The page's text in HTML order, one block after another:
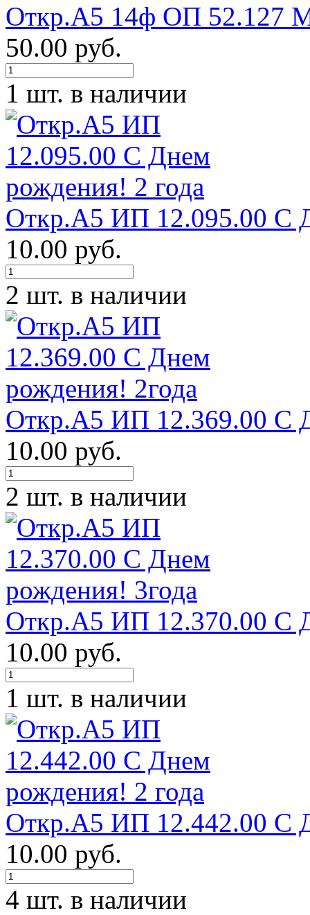
Откр.А5 14ф ОП 52.127
50.00 руб.
1 шт. в наличии
Откр.А5 ИП 12.095.00 С
10.00 руб.
2 шт. в наличии
Откр.А5 ИП 12.369.00 С
10.00 руб.
2 шт. в наличии
Откр.А5 ИП 12.370.00 С
10.00 руб.
1 шт. в наличии
Откр.А5 ИП 12.442.00 С
10.00 руб.
4 шт. в наличии